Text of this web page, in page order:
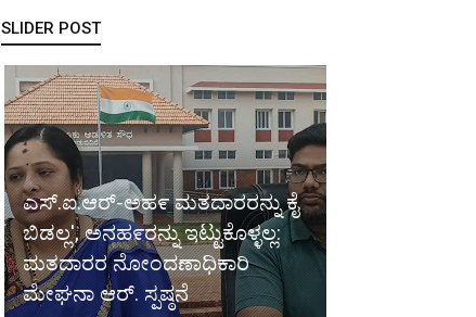
SLIDER POST
ಎಸ್.ಐ.ಆರ್-ಅಹ೯ ಮತದಾರರನ್ನು ಕೈ
ಬಿಡಲ್ಲ', ಅನಹ೯ರನ್ನು ಇಟ್ಟುಕೊಳ್ಳಲ್ಲ:
ಮತದಾರರ ನೋಂದಣಾಧಿಕಾರಿ
ಮೇಘನಾ ಆರ್. ಸ್ಪಷ್ಠನೆ